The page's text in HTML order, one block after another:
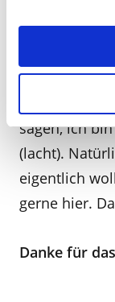
Grade das
Das ist mein
sagen, ich
(lacht).
eigentlich
gerne hier.
Danke für